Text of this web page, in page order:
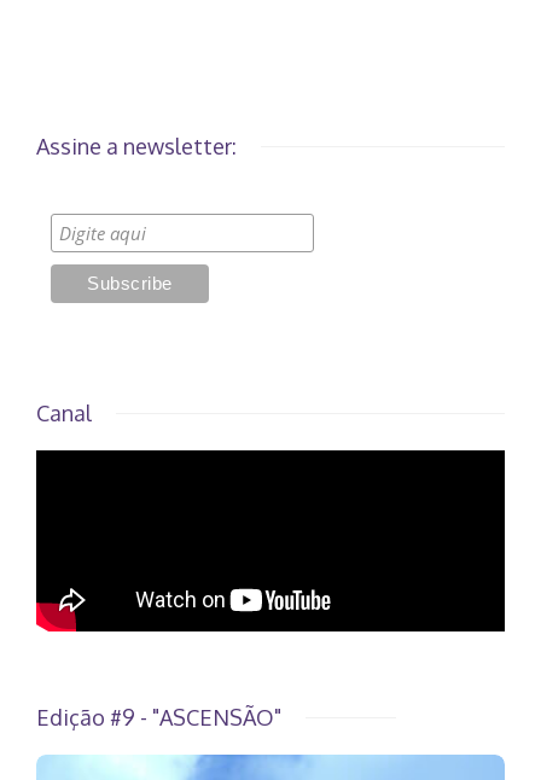
Assine a newsletter:
Canal
Edição #9 - "ASCENSÃO"